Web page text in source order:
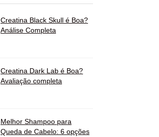
Creatina Black Skull é Boa?
Análise Completa
Creatina Dark Lab é Boa?
Avaliação completa
Melhor Shampoo para
Queda de Cabelo: 6 opções